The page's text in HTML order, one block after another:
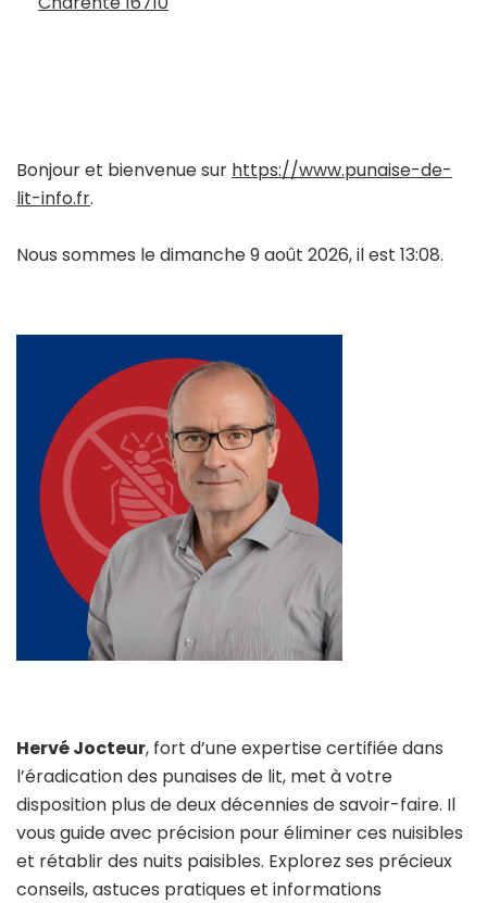
Bonjour et bienvenue sur https://www.punaise-de-
lit-info.fr.
Nous sommes le dimanche 9 août 2026, il est 13:08.
Hervé Jocteur, fort d’une expertise certifiée dans
l’éradication des punaises de lit, met à votre
disposition plus de deux décennies de savoir-faire. Il
vous guide avec précision pour éliminer ces nuisibles
et rétablir des nuits paisibles. Explorez ses précieux
conseils, astuces pratiques et informations